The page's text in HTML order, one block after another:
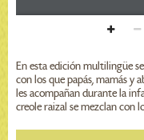
En esta edición multilingüe
con los que papás, mamás y
les acompañan durante la
creole raizal se mezclan con